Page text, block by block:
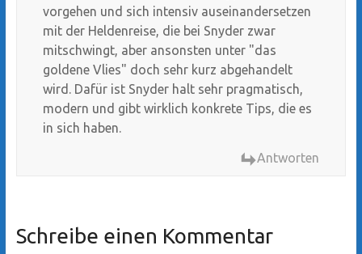
vorgehen und sich intensiv auseinandersetzen
mit der Heldenreise, die bei Snyder zwar
mitschwingt, aber ansonsten unter "das
goldene Vlies" doch sehr kurz abgehandelt
wird. Dafür ist Snyder halt sehr pragmatisch,
modern und gibt wirklich konkrete Tips, die es
in sich haben.
Antworten
Schreibe einen Kommentar